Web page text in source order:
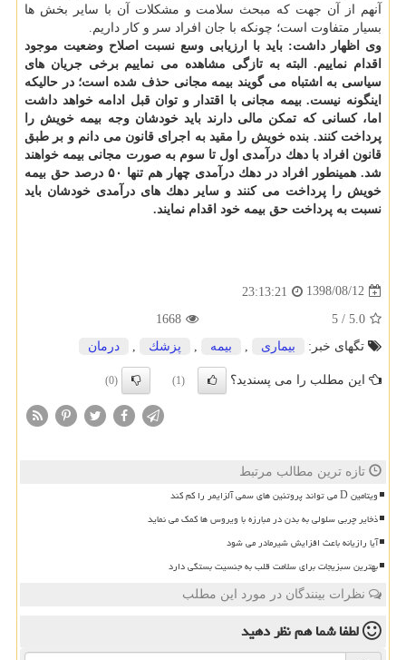
آنهم از آن جهت كه مبحث سلامت و مشكلات آن با سایر بخش ها
بسیار متفاوت است؛ چونكه با جان افراد سر و كار داریم.
وی اظهار داشت: باید با ارزیابی وسع نسبت اصلاح وضعیت موجود
اقدام نماییم. البته به تازگی مشاهده می نماییم برخی جریان های
سیاسی به اشتباه می گویند بیمه مجانی حذف شده است؛ در حالیكه
اینگونه نیست. بیمه مجانی با اقتدار و توان قبل ادامه خواهد داشت
اما، كسانی كه تمكن مالی دارند باید خودشان وجه بیمه خویش را
پرداخت كنند. بنده خویش را مقید به اجرای قانون می دانم و بر طبق
قانون افراد با دهك درآمدی اول تا سوم به صورت مجانی بیمه خواهند
شد. همینطور افراد در دهك درآمدی چهار هم تنها ۵۰ درصد حق بیمه
خویش را پرداخت می كنند و سایر دهك های درآمدی خودشان باید
نسبت به پرداخت حق بیمه خود اقدام نمایند.
1398/08/12
23:13:21
5.0
/
5
1668
تگهای خبر:
بیماری , بیمه , پزشك , درمان
این مطلب را می پسندید؟ (1)
(0)
تازه ترین مطالب مرتبط
ویتامین D می تواند پروتئین های سمی آلزایمر را کم کند
ذخایر چربی سلولی به بدن در مبارزه با ویروس ها کمک می نماید
آیا رازیانه باعث افزایش شیرمادر می شود
بهترین سبزیجات برای سلامت قلب به جنسیت بستگی دارد
نظرات بینندگان در مورد این مطلب
لطفا شما همنظر دهید